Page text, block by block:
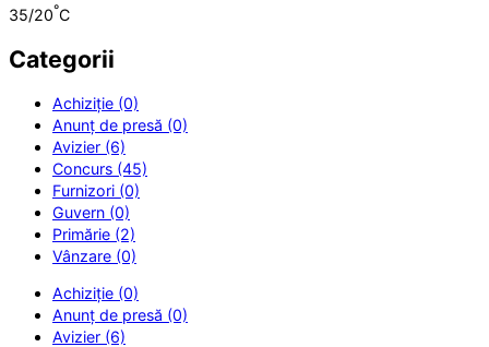
35/20°C
Categorii
Achiziție (0)
Anunț de presă (0)
Avizier (6)
Concurs (45)
Furnizori (0)
Guvern (0)
Primărie (2)
Vânzare (0)
Achiziție (0)
Anunț de presă (0)
Avizier (6)